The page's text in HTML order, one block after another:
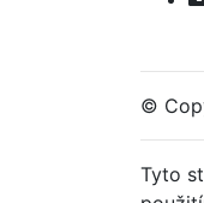
©
Tyto